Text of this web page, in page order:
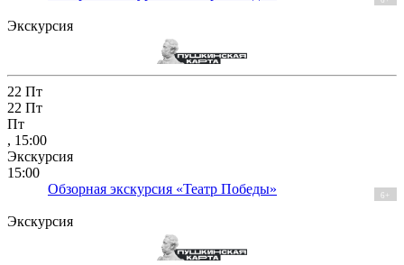
Экскурсия
22 Пт
22 Пт
Пт
, 15:00
Экскурсия
15:00
Обзорная экскурсия «Театр Победы»
6+
Экскурсия